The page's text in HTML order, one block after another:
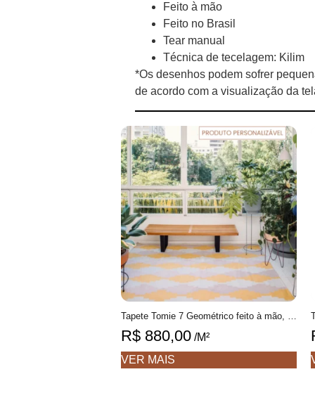
Feito à mão
Feito no Brasil
Tear manual
Técnica de tecelagem: Kilim
*Os desenhos podem sofrer
de acordo com a visualização da
R$ 880,00 /M²
VER MAIS